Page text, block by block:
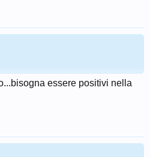
essere positivi nella